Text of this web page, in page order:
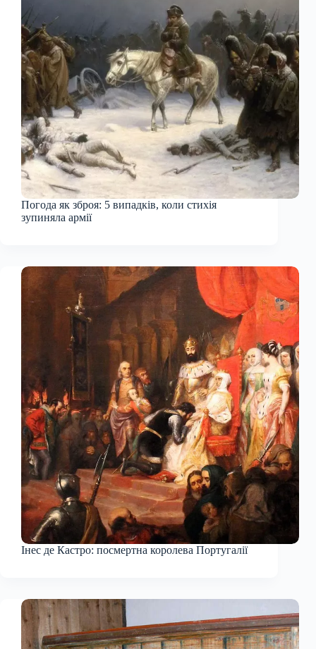
Погода як зброя: 5 випадків, коли стихія
зупиняла армії
Інес де Кастро: посмертна королева Португалії